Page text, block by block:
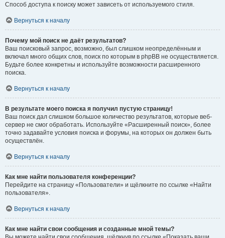
Способ доступа к поиску может зависеть от используемого стиля.
Вернуться к началу
Почему мой поиск не даёт результатов?
Ваш поисковый запрос, возможно, был слишком неопределённым и
включал много общих слов, поиск по которым в phpBB не осуществляется.
Будьте более конкретны и используйте возможности расширенного
поиска.
Вернуться к началу
В результате моего поиска я получил пустую страницу!
Ваш поиск дал слишком большое количество результатов, которые веб-
сервер не смог обработать. Используйте «Расширенный поиск», более
точно задавайте условия поиска и форумы, на которых он должен быть
осуществлён.
Вернуться к началу
Как мне найти пользователя конференции?
Перейдите на страницу «Пользователи» и щёлкните по ссылке «Найти
пользователя».
Вернуться к началу
Как мне найти свои сообщения и созданные мной темы?